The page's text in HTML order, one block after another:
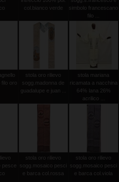
col.bianco verde
simbolo francescano
filo ...
oro
stola oro rilievo
sogg.madonna de
guadalupe e juan ...
stola mariana
ricamata a nacchina
64% lana 26%
acrilico ...
stola oro rilievo
sogg.mosaico pesci
e barca col.rossa
stola oro rilievo
sogg.mosaico pesci
e barca col.viola